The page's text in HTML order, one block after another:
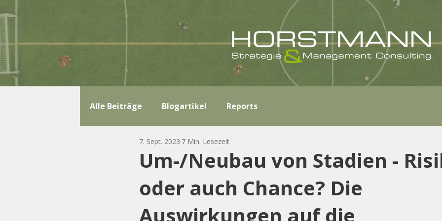
Alle Beiträge Blogartikel Reports
Um-/Neubau von Stadien -
oder auch Chance? Die
Auswirkungen auf die
7. Sept. 2023 7 Min. Lesezeit